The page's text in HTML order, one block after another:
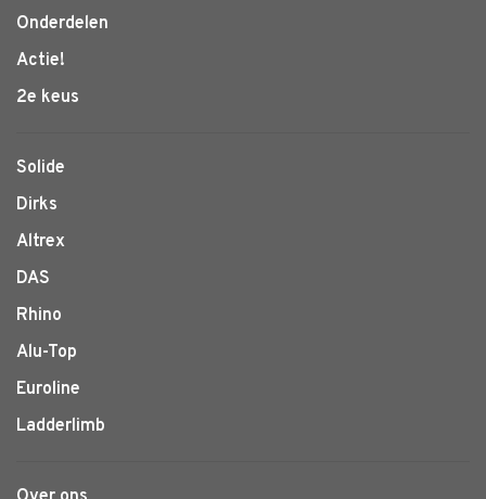
Onderdelen
Actie!
2e keus
Solide
Dirks
Altrex
DAS
Rhino
Alu-Top
Euroline
Ladderlimb